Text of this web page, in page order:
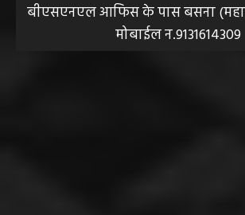
बीएसएनएल आफिस के पास बसना
मोबाईल न.9131614309